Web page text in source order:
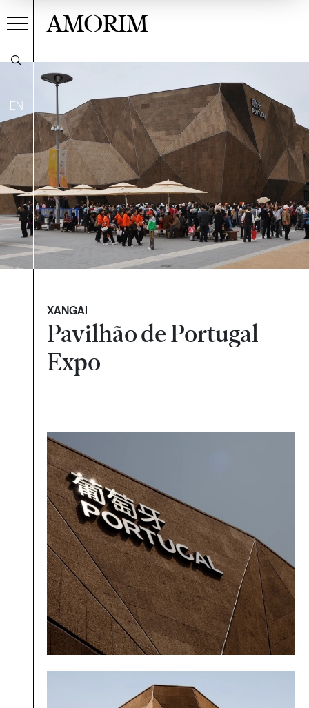
EN
AMORIM
XANGAI
Pavilhão de Portugal
Expo